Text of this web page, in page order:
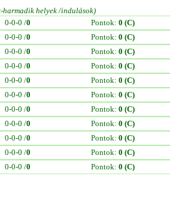
harmadik helyek /indulások)
0-0-0 /0 Pontok: 0 (C)
0-0-0 /0 Pontok: 0 (C)
0-0-0 /0 Pontok: 0 (C)
0-0-0 /0 Pontok: 0 (C)
0-0-0 /0 Pontok: 0 (C)
0-0-0 /0 Pontok: 0 (C)
0-0-0 /0 Pontok: 0 (C)
0-0-0 /0 Pontok: 0 (C)
0-0-0 /0 Pontok: 0 (C)
0-0-0 /0 Pontok: 0 (C)
0-0-0 /0 Pontok: 0 (C)